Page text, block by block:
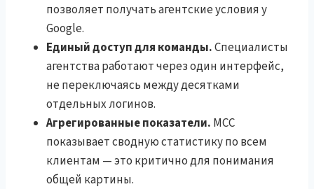
позволяет получать агентские условия у
Google.
Единый доступ для команды.Специалисты
агентства работают через один интерфейс,
не переключаясь между десятками
отдельных логинов.
Агрегированные показатели. MCC
показывает сводную статистику по всем
клиентам — это критично для понимания
общей картины.